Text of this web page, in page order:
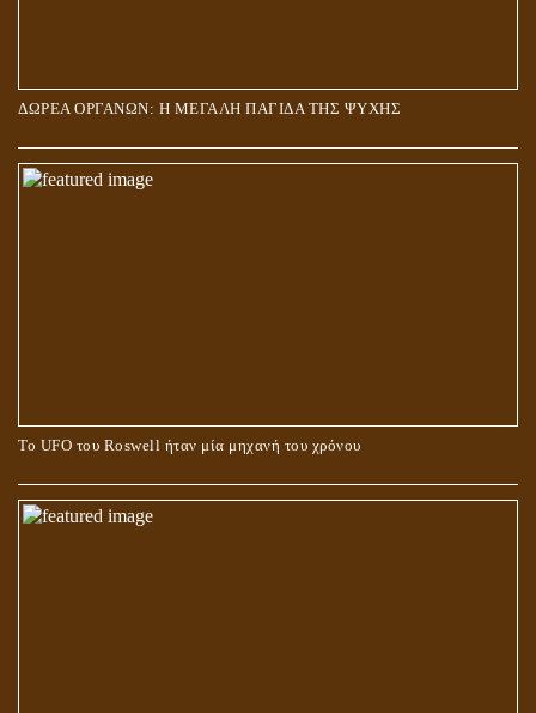
ΔΩΡΕΑ ΟΡΓΑΝΩΝ: Η ΜΕΓΑΛΗ ΠΑΓΙΔΑ ΤΗΣ ΨΥΧΗΣ
Το UFO του Roswell ήταν μία μηχανή του χρόνου